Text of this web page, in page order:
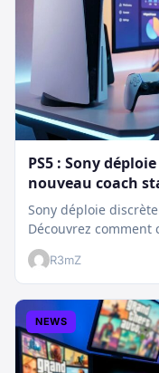
PS5 : Sony
nouveau coach
Sony déploie
Découvrez comment
dashboard et booste
R3mZ
NEWS